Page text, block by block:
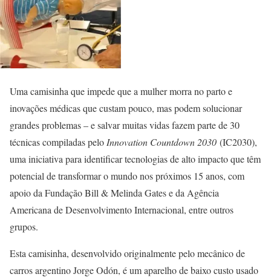
Uma camisinha que impede que a mulher morra no parto e
inovações médicas que custam pouco, mas podem solucionar
grandes problemas – e salvar muitas vidas fazem parte de 30
técnicas compiladas pelo Innovation Countdown 2030 (IC2030),
uma iniciativa para identificar tecnologias de alto impacto que têm
potencial de transformar o mundo nos próximos 15 anos, com
apoio da Fundação Bill & Melinda Gates e da Agência
Americana de Desenvolvimento Internacional, entre outros
grupos.
Esta camisinha, desenvolvido originalmente pelo mecânico de
carros argentino Jorge Odón, é um aparelho de baixo custo usado